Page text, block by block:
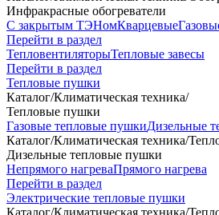
Инфракрасные обогреватели
С закрытым ТЭНомКварцевые
Перейти в раздел
ТепловентиляторыТепловые завесы
Перейти в раздел
Тепловые пушки
Каталог/Климатическая техника/
Тепловые пушки
Газовые тепловые пушкиДизельные
Каталог/Климатическая техника/
Дизельные тепловые пушки
Непрямого нагреваПрямого нагрева
Перейти в раздел
Электрические тепловые пушки
Каталог/Климатическая техника/